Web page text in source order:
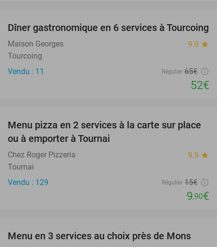
20%
Dîner gastronomique en 6 services à Tourcoing
Maison Georges 9.0 star
Tourcoing
Vendu : 11
Régulier 65€
52€
34%
Menu pizza en 2 services à la carte sur place
ou à emporter à Tournai
Chez Roger Pizzeria 9.9 star
Tournai
Vendu : 129
Régulier 15€
9,90€
42%
Menu en 3 services au choix près de Mons